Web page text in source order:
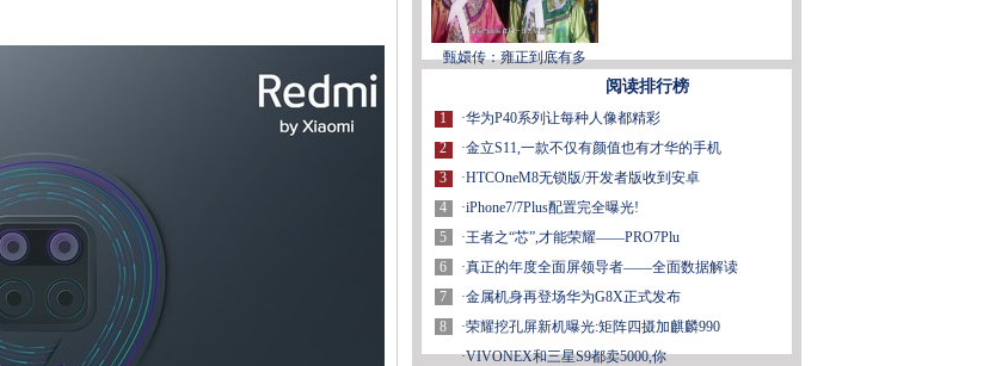
甄嬛传：雍正到底有多
阅读排行榜
1
2
3
4
5
6
7
8
·华为P40系列让每种人像都精彩
·金立S11,一款不仅有颜值也有才华的手机
·HTCOneM8无锁版/开发者版收到安卓
·iPhone7/7Plus配置完全曝光!
·王者之“芯”,才能荣耀——PRO7Plu
·真正的年度全面屏领导者——全面数据解读
·金属机身再登场华为G8X正式发布
·荣耀挖孔屏新机曝光:矩阵四摄加麒麟990
·VIVONEX和三星S9都卖5000,你